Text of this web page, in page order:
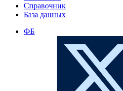
Справочник
База данных
ФБ